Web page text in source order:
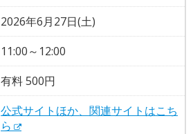
2026年6月27日(土)
11:00～12:00
有料 500円
公式サイトほか、関連サイトはこち
ら